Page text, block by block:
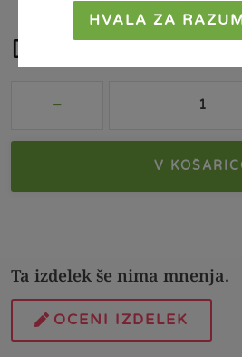
Darilna košarica
V
Ta izdelek še nima mnenja.
OCENI IZDELEK
HVALA ZA